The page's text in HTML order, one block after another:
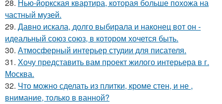
28. Нью-йоркская квартира, которая больше похожа на
частный музей.
29. Давно искала, долго выбирала и наконец вот он -
идеальный союз союз, в котором хочется быть.
30. Атмосферный интерьер студии для писателя.
31. Хочу представить вам проект жилого интерьера в г.
Москва.
32. Что можно сделать из плитки, кроме стен, и не ,
внимание, только в ванной?